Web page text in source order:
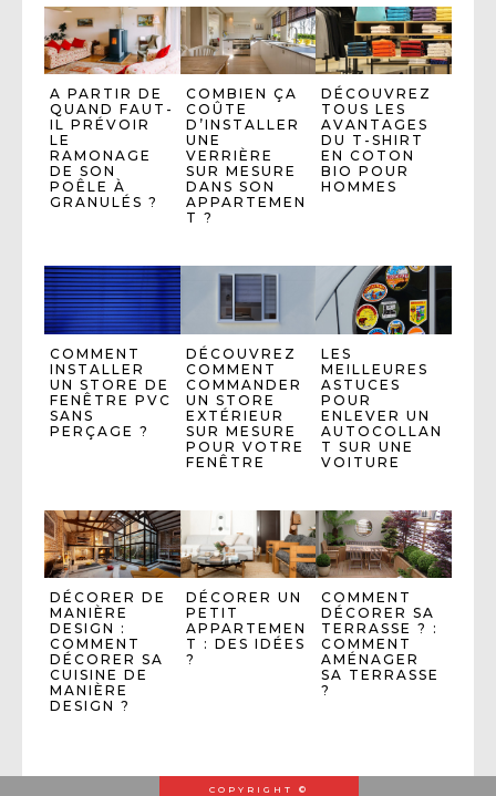
A PARTIR DE
QUAND FAUT-
IL PRÉVOIR
LE
RAMONAGE
DE SON
POÊLE À
GRANULÉS ?
COMBIEN ÇA
COÛTE
D’INSTALLER
UNE
VERRIÈRE
SUR MESURE
DANS SON
APPARTEMEN
T ?
DÉCOUVREZ
TOUS LES
AVANTAGES
DU T-SHIRT
EN COTON
BIO POUR
HOMMES
COMMENT
INSTALLER
UN STORE DE
FENÊTRE PVC
SANS
PERÇAGE ?
DÉCOUVREZ
COMMENT
COMMANDER
UN STORE
EXTÉRIEUR
SUR MESURE
POUR VOTRE
FENÊTRE
LES
MEILLEURES
ASTUCES
POUR
ENLEVER UN
AUTOCOLLAN
T SUR UNE
VOITURE
DÉCORER DE
MANIÈRE
DESIGN :
COMMENT
DÉCORER SA
CUISINE DE
MANIÈRE
DESIGN ?
DÉCORER UN
PETIT
APPARTEMEN
T : DES IDÉES
?
COMMENT
DÉCORER SA
TERRASSE ? :
COMMENT
AMÉNAGER
SA TERRASSE
?
COPYRIGHT ©